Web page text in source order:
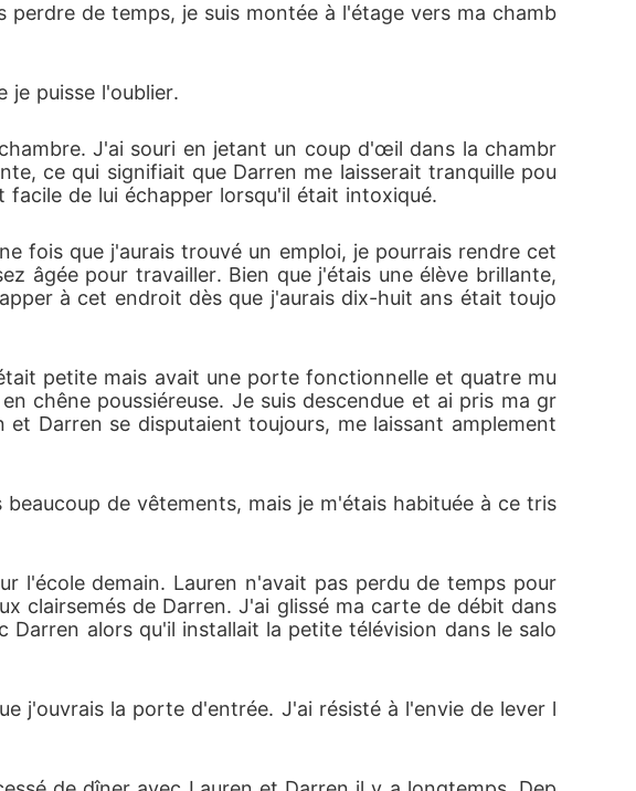
de temps, je suis montée à l'étage vers ma chamb
je puisse l'oublier.
J'ai souri en jetant un coup d'œil dans la chambr
ce qui signifiait que Darren me laisserait tranquille pou
de lui échapper lorsqu'il était intoxiqué.
fois que j'aurais trouvé un emploi, je pourrais rendre cet
âgée pour travailler. Bien que j'étais une élève brillante,
à cet endroit dès que j'aurais dix-huit ans était toujo
petite mais avait une porte fonctionnelle et quatre mu
chêne poussiéreuse. Je suis descendue et ai pris ma gr
Darren se disputaient toujours, me laissant amplement
de vêtements, mais je m'étais habituée à ce tris
l'école demain. Lauren n'avait pas perdu de temps pour
clairsemés de Darren. J'ai glissé ma carte de débit dans
alors qu'il installait la petite télévision dans le salo
j'ouvrais la porte d'entrée. J'ai résisté à l'envie de lever l